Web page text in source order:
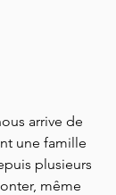
arrive de
une famille
plusieurs
même